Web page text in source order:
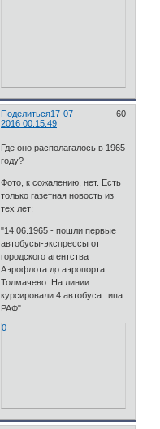
Поделиться 60
17-07-
2016 00:15:49
Где оно располагалось в 1965
году?
Фото, к сожалению, нет. Есть
только газетная новость из
тех лет:
"14.06.1965 - пошли первые
автобусы-экспрессы от
городского агентства
Аэрофлота до аэропорта
Толмачево. На линии
курсировали 4 автобуса типа
РАФ".
0